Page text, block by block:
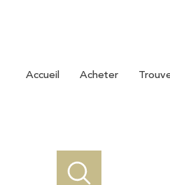
accueil acheter